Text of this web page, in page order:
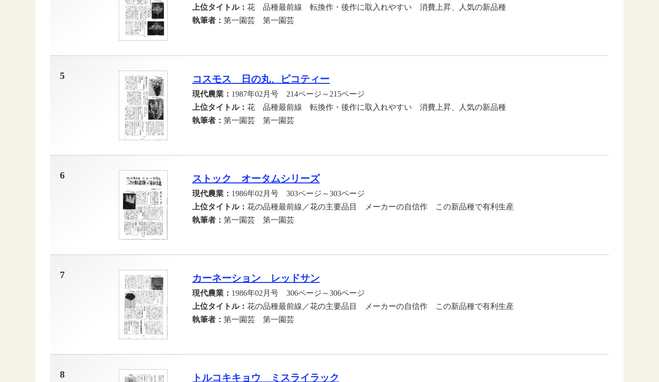
上位タイトル： 花 品種最前線 転換作・後作に取入れやすい 消費上昇、人気の新品種
執筆者： 第一園芸 第一園芸
5 コスモス 日の丸、ピコティー
現代農業： 1987年02月号 214ページ～215ページ
上位タイトル： 花 品種最前線 転換作・後作に取入れやすい 消費上昇、人気の新品種
執筆者： 第一園芸 第一園芸
6 ストック オータムシリーズ
現代農業： 1986年02月号 303ページ～303ページ
上位タイトル： 花の品種最前線／花の主要品目 メーカーの自信作 この新品種で有利生産
執筆者： 第一園芸 第一園芸
7 カーネーション レッドサン
現代農業： 1986年02月号 306ページ～306ページ
上位タイトル： 花の品種最前線／花の主要品目 メーカーの自信作 この新品種で有利生産
執筆者： 第一園芸 第一園芸
8 トルコキキョウ ミスライラック